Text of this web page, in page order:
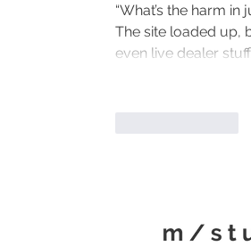
“What’s the harm in
The site loaded up,
even live dealer